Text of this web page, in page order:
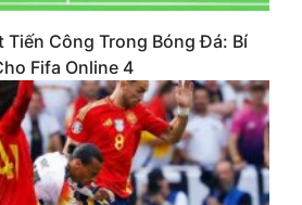
Tiến Công Trong Bóng Đá: Bí
Fifa Online 4